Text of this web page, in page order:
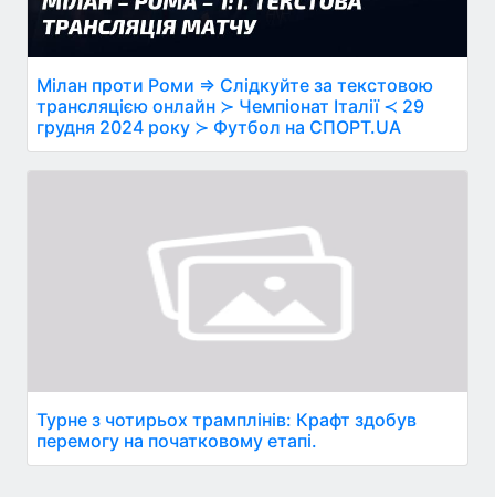
Мілан проти Роми ⇒ Слідкуйте за текстовою
трансляцією онлайн ≻ Чемпіонат Італії ≺ 29
грудня 2024 року ≻ Футбол на СПОРТ.UA
Турне з чотирьох трамплінів: Крафт здобув
перемогу на початковому етапі.